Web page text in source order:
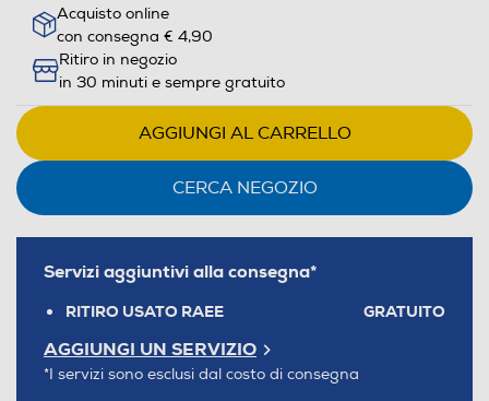
Acquisto online
con consegna € 4,90
Ritiro in negozio
in 30 minuti e sempre gratuito
AGGIUNGI AL CARRELLO
CERCA NEGOZIO
Servizi aggiuntivi alla consegna*
RITIRO USATO RAEE GRATUITO
AGGIUNGI UN SERVIZIO
*I servizi sono esclusi dal costo di consegna